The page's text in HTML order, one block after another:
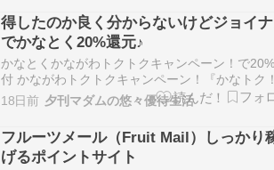
そう。ボッチだと、もらえる金額が少ない。ま
い…
得したのか良く分からないけどジョイ
でかなとく20%還元♪
かなとくかながわトクトクキャンペーン！で
付 かながわトクトクキャンペーン！『かなトク
対象キャッシュレス決済を使って神奈川県内の
店舗をご利用いただいた方に、支払金額の最大
ポイントを還元します。＜期間＞2026年6月19日
（金）～www.kanatokucpn…
18日前 夕刊マダムの悠々優待生活
フルーツメール（Fruit Mail）しっかり
げるポイントサイト